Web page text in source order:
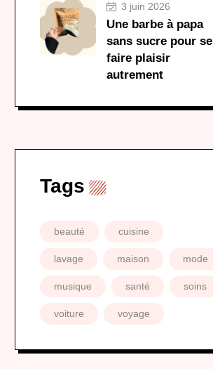
3 juin 2026
Une barbe à papa
sans sucre pour se
faire plaisir
autrement
Tags
beauté cuisine
lavage maison mode
musique santé soins
voiture voyage